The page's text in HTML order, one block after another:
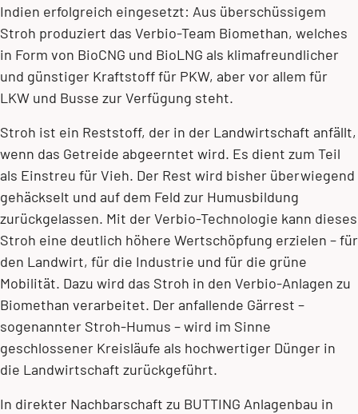
Indien erfolgreich eingesetzt: Aus überschüssigem
Stroh produziert das Verbio-Team Biomethan, welches
in Form von BioCNG und BioLNG als klimafreundlicher
und günstiger Kraftstoff für PKW, aber vor allem für
LKW und Busse zur Verfügung steht.
Stroh ist ein Reststoff, der in der Landwirtschaft anfällt,
wenn das Getreide abgeerntet wird. Es dient zum Teil
als Einstreu für Vieh. Der Rest wird bisher überwiegend
gehäckselt und auf dem Feld zur Humusbildung
zurückgelassen. Mit der Verbio-Technologie kann dieses
Stroh eine deutlich höhere Wertschöpfung erzielen – für
den Landwirt, für die Industrie und für die grüne
Mobilität. Dazu wird das Stroh in den Verbio-Anlagen zu
Biomethan verarbeitet. Der anfallende Gärrest –
sogenannter Stroh-Humus – wird im Sinne
geschlossener Kreisläufe als hochwertiger Dünger in
die Landwirtschaft zurückgeführt.
In direkter Nachbarschaft zu BUTTING Anlagenbau in